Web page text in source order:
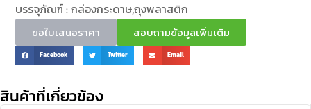
บรรจุภัณฑ์ : กล่องกระดาษ,ถุงพลาสติก
ขอใบเสนอราคา สอบถามข้อมูลเพิ่มเติม
Facebook Twitter Email
สินค้าที่เกี่ยวข้อง